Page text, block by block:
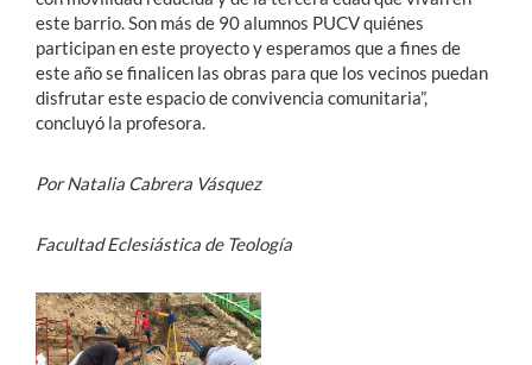
este barrio. Son más de 90 alumnos PUCV quiénes
participan en este proyecto y esperamos que a fines de
este año se finalicen las obras para que los vecinos puedan
disfrutar este espacio de convivencia comunitaria”,
concluyó la profesora.
Por Natalia Cabrera Vásquez
Facultad Eclesiástica de Teología